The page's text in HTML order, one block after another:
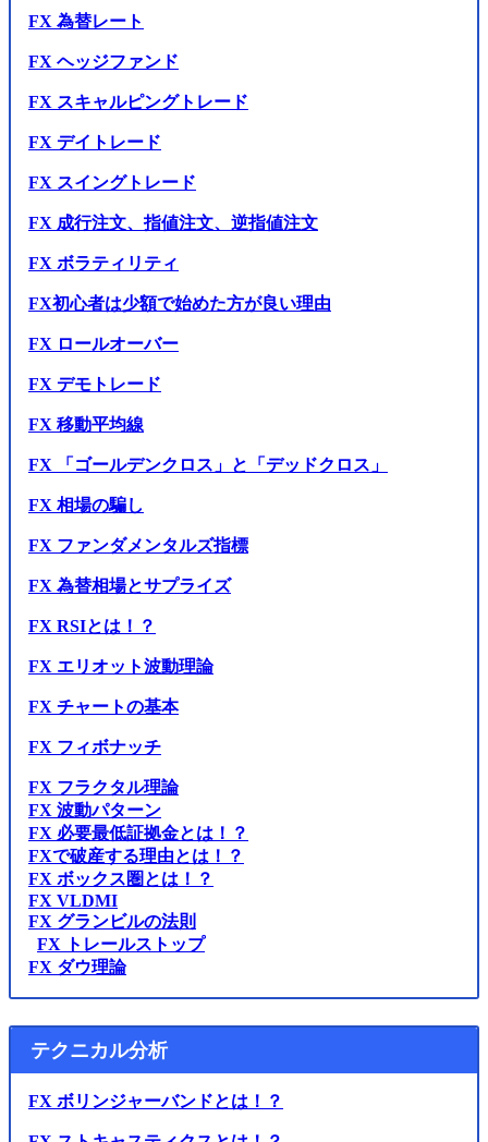
FX 為替レート
FX ヘッジファンド
FX スキャルピングトレード
FX デイトレード
FX スイングトレード
FX 成行注文、指値注文、逆指値注文
FX ボラティリティ
FX初心者は少額で始めた方が良い理由
FX ロールオーバー
FX デモトレード
FX 移動平均線
FX 「ゴールデンクロス」と「デッドクロス」
FX 相場の騙し
FX ファンダメンタルズ指標
FX 為替相場とサプライズ
FX RSIとは！？
FX エリオット波動理論
FX チャートの基本
FX フィボナッチ
FX フラクタル理論
FX 波動パターン
FX 必要最低証拠金とは！？
FXで破産する理由とは！？
FX ボックス圏とは！？
FX VLDMI
FX グランビルの法則
FX トレールストップ
FX ダウ理論
テクニカル分析
FX ボリンジャーバンドとは！？